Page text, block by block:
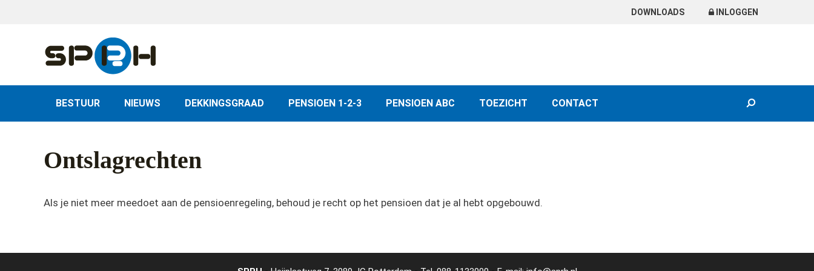
DOWNLOADS INLOGGEN
BESTUUR NIEUWS DEKKINGSGRAAD PENSIOEN 1-2-3 PENSIOEN ABC TOEZICHT CONTACT
Ontslagrechten
Als je niet meer meedoet aan de pensioenregeling, behoud je recht op het pensioen dat je al hebt opgebouwd.